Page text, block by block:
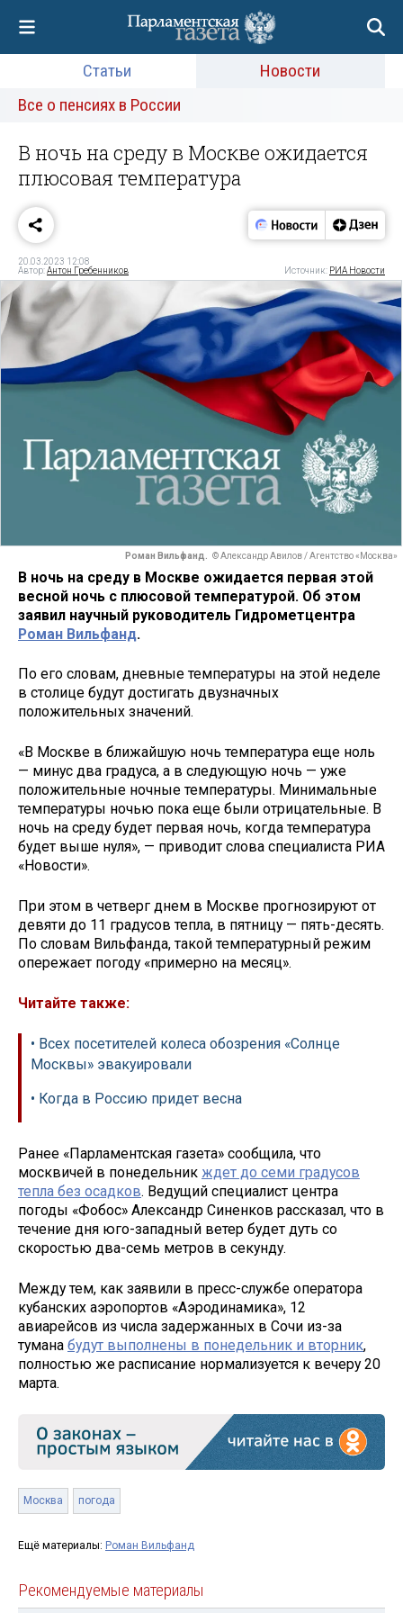
Статьи
Новости
Все о пенсиях в России
В ночь на среду в Москве ожидается
плюсовая температура
20.03.2023 12:08
Автор:Антон Гребенников Источник: РИА Новости
Роман Вильфанд. © Александр Авилов / Агентство «Москва»
В ночь на среду в Москве ожидается первая этой
весной ночь с плюсовой температурой. Об этом
заявил научный руководитель Гидрометцентра
Роман Вильфанд.
По его словам, дневные температуры на этой неделе
в столице будут достигать двузначных
положительных значений.
«В Москве в ближайшую ночь температура еще ноль
— минус два градуса, а в следующую ночь — уже
положительные ночные температуры. Минимальные
температуры ночью пока еще были отрицательные. В
ночь на среду будет первая ночь, когда температура
будет выше нуля», — приводит слова специалиста РИА
«Новости».
При этом в четверг днем в Москве прогнозируют от
девяти до 11 градусов тепла, в пятницу — пять-десять.
По словам Вильфанда, такой температурный режим
опережает погоду «примерно на месяц».
Читайте также:
• Всех посетителей колеса обозрения «Солнце
Москвы» эвакуировали
• Когда в Россию придет весна
Ранее «Парламентская газета» сообщила, что
москвичей в понедельник ждет до семи градусов
тепла без осадков. Ведущий специалист центра
погоды «Фобос» Александр Синенков рассказал, что в
течение дня юго-западный ветер будет дуть со
скоростью два-семь метров в секунду.
Между тем, как заявили в пресс-службе оператора
кубанских аэропортов «Аэродинамика», 12
авиарейсов из числа задержанных в Сочи из-за
тумана будут выполнены в понедельник и вторник,
полностью же расписание нормализуется к вечеру 20
марта.
Москва погода
Ещё материалы: Роман Вильфанд
Рекомендуемые материалы